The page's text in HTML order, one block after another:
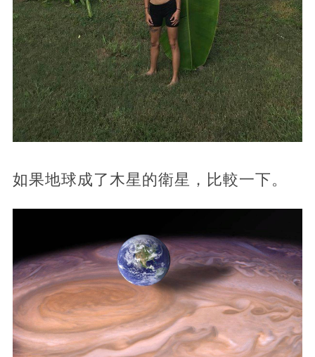
如果地球成了木星的衛星，比較一下。